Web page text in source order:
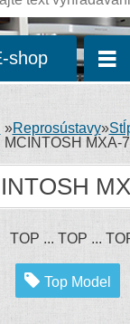
shop
»Reprosústavy»
MCINTOSH MXA-
TOP ... TOP ...
Top Model